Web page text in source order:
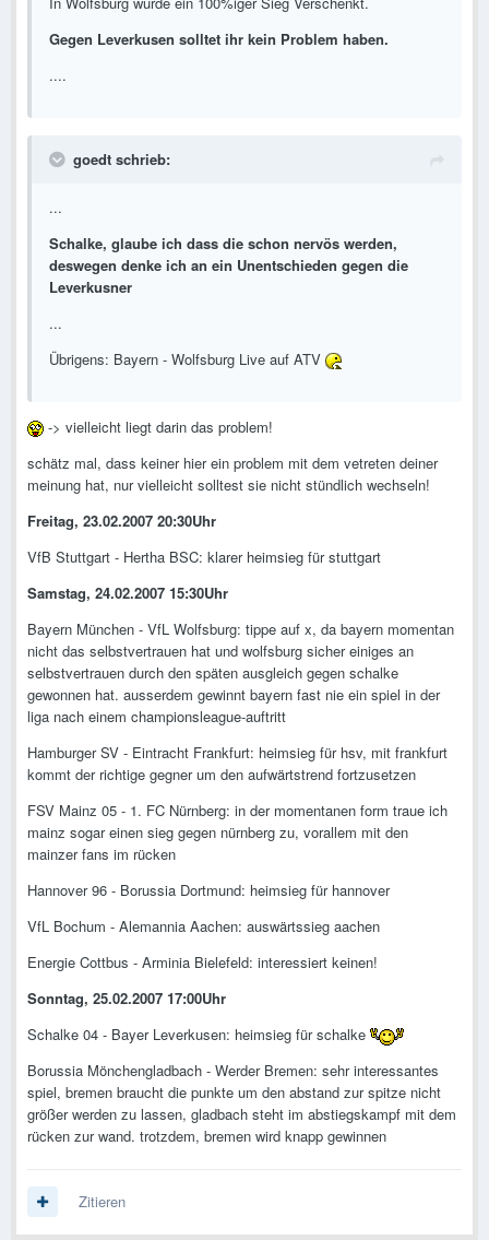
Gegen Leverkusen solltet ihr kein Problem haben.
....
goedt schrieb:
...
Schalke, glaube ich dass die schon nervös werden,
deswegen denke ich an ein Unentschieden gegen die
Leverkusner
...
Übrigens: Bayern - Wolfsburg Live auf ATV
-> vielleicht liegt darin das problem!
schätz mal, dass keiner hier ein problem mit dem vetreten deiner
meinung hat, nur vielleicht solltest sie nicht stündlich wechseln!
Freitag, 23.02.2007 20:30Uhr
VfB Stuttgart - Hertha BSC: klarer heimsieg für stuttgart
Samstag, 24.02.2007 15:30Uhr
Bayern München - VfL Wolfsburg: tippe auf x, da bayern momentan
nicht das selbstvertrauen hat und wolfsburg sicher einiges an
selbstvertrauen durch den späten ausgleich gegen schalke
gewonnen hat. ausserdem gewinnt bayern fast nie ein spiel in der
liga nach einem championsleague-auftritt
Hamburger SV - Eintracht Frankfurt: heimsieg für hsv, mit frankfurt
kommt der richtige gegner um den aufwärtstrend fortzusetzen
FSV Mainz 05 - 1. FC Nürnberg: in der momentanen form traue ich
mainz sogar einen sieg gegen nürnberg zu, vorallem mit den
mainzer fans im rücken
Hannover 96 - Borussia Dortmund: heimsieg für hannover
VfL Bochum - Alemannia Aachen: auswärtssieg aachen
Energie Cottbus - Arminia Bielefeld: interessiert keinen!
Sonntag, 25.02.2007 17:00Uhr
Schalke 04 - Bayer Leverkusen: heimsieg für schalke
Borussia Mönchengladbach - Werder Bremen: sehr interessantes
spiel, bremen braucht die punkte um den abstand zur spitze nicht
größer werden zu lassen, gladbach steht im abstiegskampf mit dem
rücken zur wand. trotzdem, bremen wird knapp gewinnen
Zitieren